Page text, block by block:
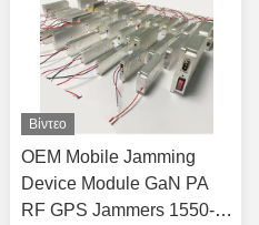
Βίντεο
OEM Mobile Jamming
Device Module GaN PA
RF GPS Jammers 1550-